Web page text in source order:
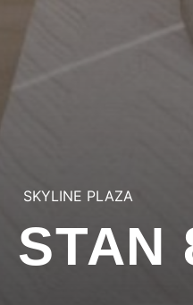
SKYLINE PLAZA
STAN